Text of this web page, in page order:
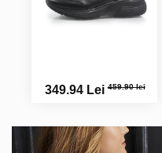
349.94 Lei459.90 lei